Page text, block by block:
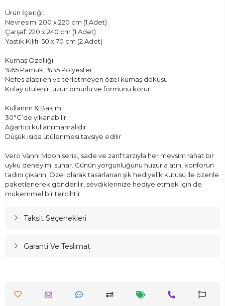
Ürün İçeriği:
Nevresim: 200 x 220 cm (1 Adet)
Çarşaf: 220 x 240 cm (1 Adet)
Yastık Kılıfı: 50 x 70 cm (2 Adet)
Kumaş Özelliği:
%65 Pamuk, %35 Polyester
Nefes alabilen ve terletmeyen özel kumaş dokusu
Kolay ütülenir, uzun ömürlü ve formunu korur
Kullanım & Bakım:
30°C’de yıkanabilir
Ağartıcı kullanılmamalıdır
Düşük ısıda ütülenmesi tavsiye edilir
Vero Vanni Moon serisi, sade ve zarif tarzıyla her mevsim rahat bir
uyku deneyimi sunar. Günün yorgunluğunu huzurla atın, konforun
tadını çıkarın. Özel olarak tasarlanan şık hediyelik kutusu ile özenle
paketlenerek gönderilir, sevdiklerinize hediye etmek için de
mükemmel bir tercihtir.
Taksit Seçenekleri
Garanti Ve Teslimat